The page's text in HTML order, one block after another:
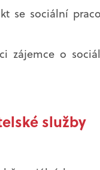
se sociální
zájemce o
služby